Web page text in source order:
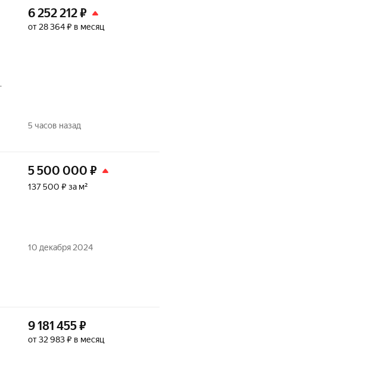
6 252 212₽
от 28 364 ₽ в месяц
5 часов назад
5 500 000 ₽
137 500 ₽ за м²
10 декабря 2024
9 181 455₽
от 32 983 ₽ в месяц